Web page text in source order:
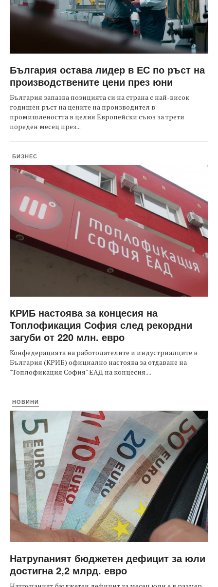
България остава лидер в ЕС по ръст на
производствените цени през юни
България запазва позицията си на страна с най-висок
годишен ръст на цените на производител в
промишлеността в целия Европейски съюз за трети
пореден месец през...
БИЗНЕС
КРИБ настоява за концесия на
Топлофикация София след рекордни
загуби от 220 млн. евро
Конфедерацията на работодателите и индустриалците в
България (КРИБ) официално настоява за отдаване на
"Топлофикация София" ЕАД на концесия....
НОВИНИ
Натрупаният бюджетен дефицит за юли
достигна 2,2 млрд. евро